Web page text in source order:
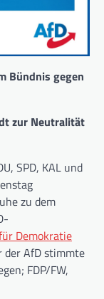
Bündnis gegen
zur Neutralität
SPD, KAL und
zu dem
Demokratie
der AfD stimmte
FDP/FW,